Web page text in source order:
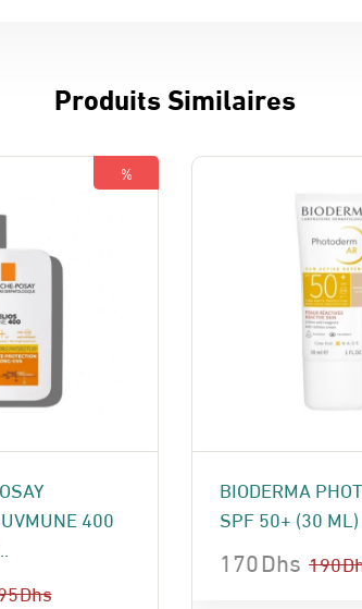
Produits Similaires
%
400
Dhs
BIODERMA
SPF 50+ (30 ML)
190
170Dhs